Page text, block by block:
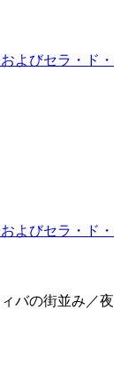
よびセラ・ド・
よびセラ・ド・
バの街並み／夜